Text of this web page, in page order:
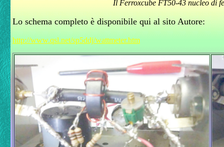
Il Ferroxcube FT50-43 nucleo di
Lo schema completo è disponibile qui al sito Autore:
http://www.qsl.net/sp5ddj/wattmeter.htm